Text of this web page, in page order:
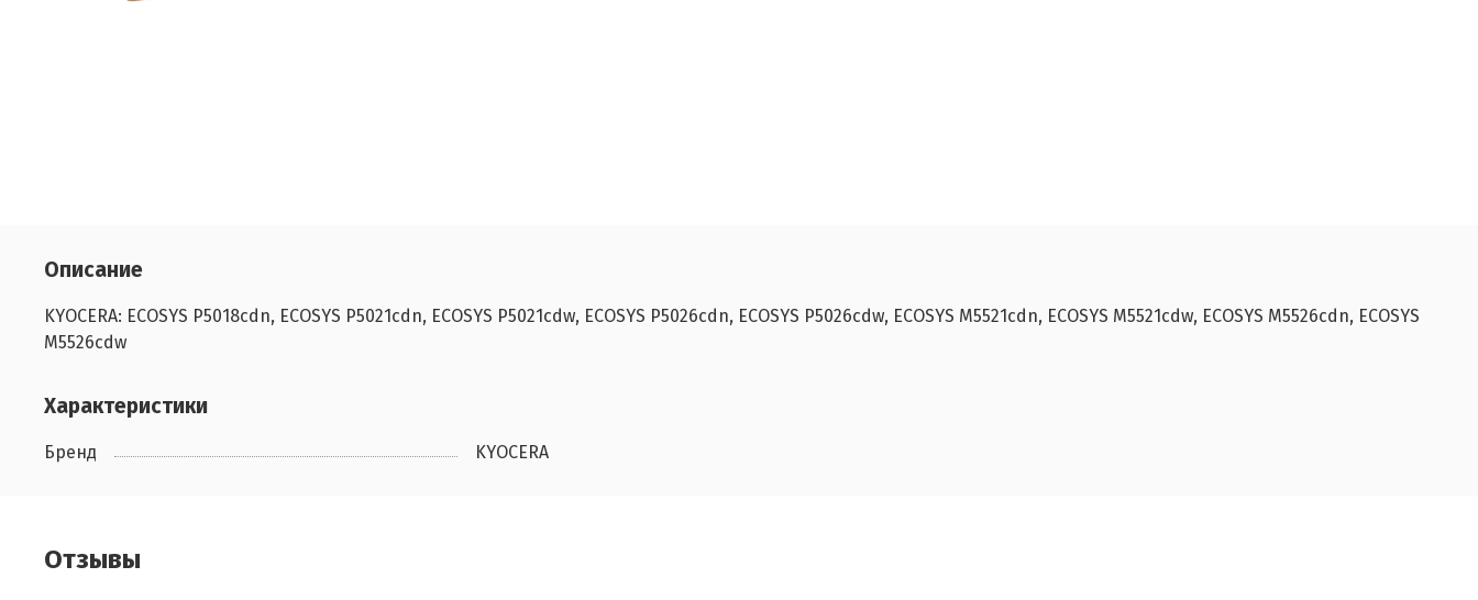
Описание
KYOCERA: ECOSYS P5018cdn, ECOSYS P5021cdn, ECOSYS P5021cdw, ECOSYS P5026cdn, ECOSYS P5026cdw, ECOSYS M5521cdn, ECOSYS M5521cdw, ECOSYS M5526cdn, ECOSYS
M5526cdw
Характеристики
Бренд KYOCERA
Отзывы